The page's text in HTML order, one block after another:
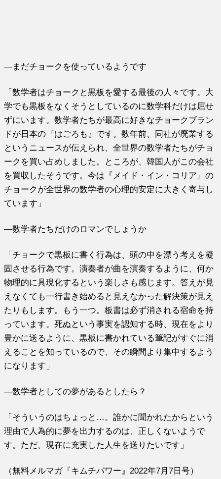
―まだチョークを使っているようです
「数学者はチョークと黒板を愛する最後の人々です。大
学でも黒板をなくそうとしているのに数学科だけは屈せ
ずにいます。数学者たちが最高に好きなチョークブラン
ドが日本の『はごろも』です。数年前、同社が廃業する
というニュースが伝えられ、全世界の数学者たちがチョ
ークを買い占めしました。ところが、韓国人がこの会社
を買収したそうです。今は『メイド・イン・コリア』の
チョークが全世界の数学者の心理的安定に大きく寄与し
ています」
―数学者たちだけのロマンでしょうか
「チョークで黒板に書く行為は、頭の中を漂う考えを凝
固させる行為です。演奏者が曲を演奏するように、何か
物理的に具現化するという楽しさも感じます。答えが見
えなくても一行書き始めると見えなかった解決策が見え
たりもします。もう一つ。板書は必ず消される宿命を持
っています。死ぬという事実を認知する時、現在をより
豊かに送るように、黒板に書かれている筆記がすぐに消
えることを知っているので、その瞬間より集中するよう
になります」
―数学者としての夢があるとしたら？
「そういうのはちょっと…。誰かに聞かれたからという
理由で人為的に夢を出力するのは、正しくないようで
す。ただ、現在に充実した人生を送りたいです」
（無料メルマガ『キムチパワー』2022年7月7日号）